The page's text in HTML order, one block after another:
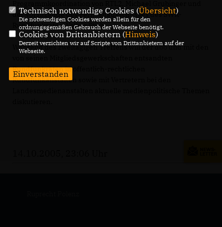
der Vorsitzende des Fernsehausschusses des SWR-
Rundfunkrates, Volker Stich.
Während des zweitägigen Treffens will der dbb und mit den
Rundfunkräten in öffentlich-rechtlichen
Rundfunkanstalten sowie mit Vertretern bei den
Technisch notwendige Cookies (Übersicht)
Die notwendigen Cookies werden allein für den
ordnungsgemäßen Gebrauch der Webseite benötigt.
Cookies von Drittanbietern (Hinweis)
Derzeit verzichten wir auf Scripte von Drittanbietern auf der
Webseite.
Einverstanden